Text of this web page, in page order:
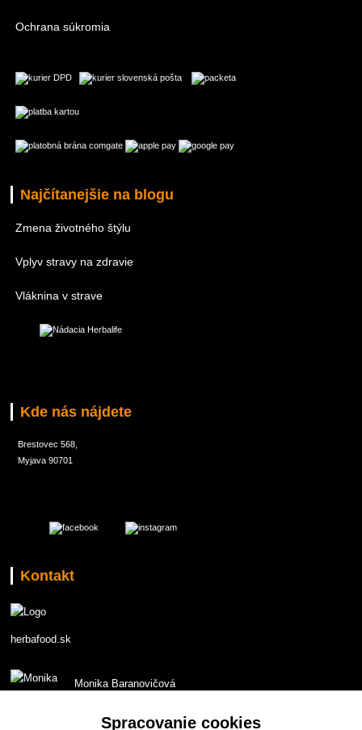
Ochrana súkromia
Najčítanejšie na blogu
Zmena životného štýlu
Vplyv stravy na zdravie
Vláknina v strave
Kde nás nájdete
Brestovec 568,
Myjava 90701
Kontakt
herbafood.sk
Monika Baranovičová
Spracovanie cookies